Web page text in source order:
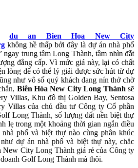
du an Bien Hoa New City
không hề thấp bởi đây là dự án nhà phố
ngay trung tâm Long Thành, tầm nhìn đắt
đẳng cấp. Vì mức giá này, lại có chất
lòng để có thể lý giải được sức hút từ dự
như vô số quý khách đang nín thở chờ
Biên Hòa New City Long Thànhsẽ
Villas, Khu đô thị Golden Bay, Sentosa
Villas của chủ đầu tư Công ty Cổ phần
Long Thành, số lượng đất nền biệt thự
lẹ trong một khoảng thời gian ngắn điều
phố và biệt thự nào cùng phân khúc
dự án nhà phố và biệt thự này, chắc
New City Long Thành giá rẻ của Công ty
Golf Long Thành mà thôi.